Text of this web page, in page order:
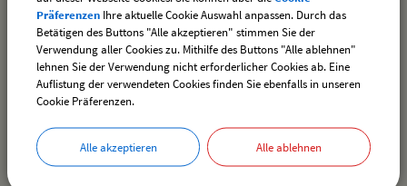
Mosträdle Schwatzenmühle
Schwatzen 48
88138 Weißensberg
Präferenzen Ihre aktuelle Cookie Auswahl anpassen. Durch das
Betätigen des Buttons "Alle akzeptieren" stimmen Sie der
Verwendung aller Cookies zu. Mithilfe des Buttons "Alle ablehnen"
lehnen Sie der Verwendung nicht erforderlicher Cookies ab. Eine
Auflistung der verwendeten Cookies finden Sie ebenfalls in unseren
Cookie Präferenzen.
Alle akzeptieren Alle ablehnen